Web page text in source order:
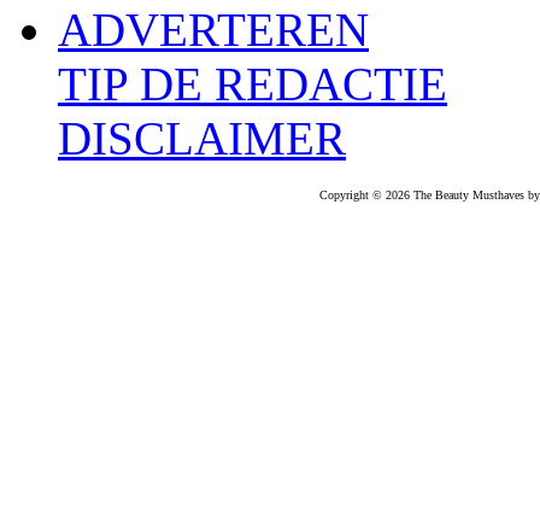
ADVERTEREN
TIP DE REDACTIE
DISCLAIMER
Copyright © 2026 The Beauty Musthaves